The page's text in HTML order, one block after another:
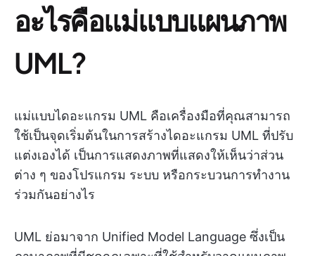
อะไรคือแม่แบบแผนภาพ
UML?
แม่แบบไดอะแกรม UML คือเครื่องมือที่คุณสามารถ
ใช้เป็นจุดเริ่มต้นในการสร้างไดอะแกรม UML ที่ปรับ
แต่งเองได้ เป็นการแสดงภาพที่แสดงให้เห็นว่าส่วน
ต่าง ๆ ของโปรแกรม ระบบ หรือกระบวนการทำงาน
ร่วมกันอย่างไร
UML ย่อมาจาก Unified Model Language ซึ่งเป็น